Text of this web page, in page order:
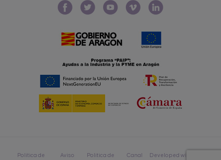
Política de Aviso Política de Canal Developed with love by